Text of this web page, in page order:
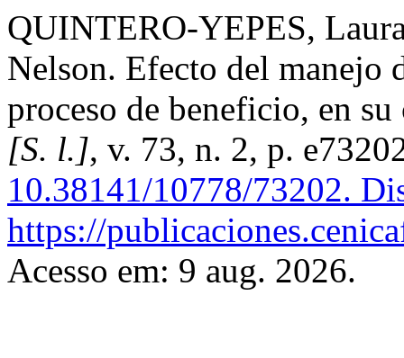
QUINTERO-YEPES,
Nelson. Efecto del manejo
proceso de beneficio, en
[S. l.], v. 73, n. 2, p.
10.38141/10778/73202.
https://
Acesso em: 9 aug. 2026.